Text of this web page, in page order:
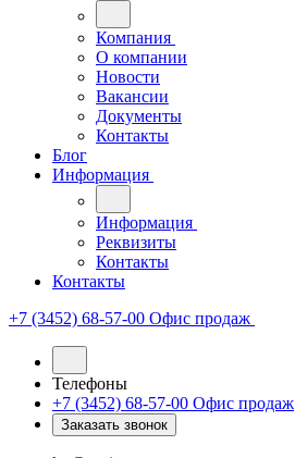
Компания
О компании
Новости
Вакансии
Документы
Контакты
Блог
Информация
Информация
Реквизиты
Контакты
Контакты
+7 (3452) 68-57-00 Офис продаж
Телефоны
+7 (3452) 68-57-00 Офис продаж
Заказать звонок